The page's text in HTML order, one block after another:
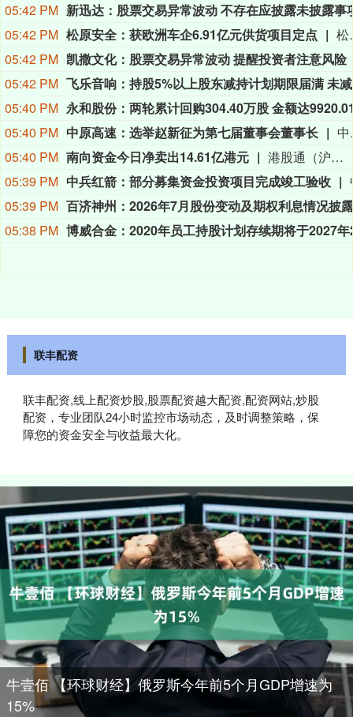
05:42 PM
05:42 PM 松原安全：获欧洲车企6.91亿元供货项目定点
松原安全公告称，公司全资子公司安徽松原与欧洲汽车
05:42 PM 凯撒文化：股票交易异常波动 提醒投资者注意风险
05:42 PM
05:40 PM
05:40 PM 中原高速：选举赵新征为第七届董事会董事长
中原高速公告称，公司于2026年8月6日召开
05:40 PM 南向资金今日净卖出14.61亿港元
港股通（沪）方面，MINIMAX-W、中芯国际分别获净买入21.70亿港元、5.67亿港元；腾讯控股净卖出额居首，金额为9.99亿港元；港股通（深）方面，MINIMAX-W、建滔积层板分别获净买入5.27亿港元、3.41亿港元；中芯国际净卖出额居首，金额为16.43亿港元。
05:39 PM 中兵红箭：部分募集资金投资项目完成竣工验收
05:39 PM 百济神州：2026年7月股份变动及期权利息情况披露
05:38 PM
联丰配资
联丰配资,线上配资炒股,股票配资越大配资,配资网站,炒股
配资，专业团队24小时监控市场动态，及时调整策略，保
障您的资金安全与收益最大化。
牛壹佰 【环球财经】俄罗斯今年前5个月GDP增速为
15%